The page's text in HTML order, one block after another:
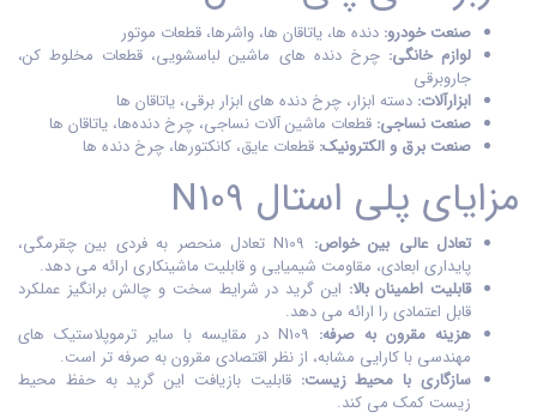
صنعت خودرو: دنده‌ ها، یاتاقان‌ ها، واشرها، قطعات موتور
لوازم خانگی: چرخ دنده‌ های ماشین لباسشویی، قطعات مخلوط‌ کن،
جاروبرقی
ابزارآلات: دسته ابزار، چرخ دنده‌ های ابزار برقی، یاتاقان‌ ها
صنعت نساجی: قطعات ماشین آلات نساجی، چرخ دنده‌ها، یاتاقان‌ ها
صنعت برق و الکترونیک: قطعات عایق، کانکتورها، چرخ دنده‌ ها
مزایای پلی استال N109
تعادل عالی بین خواص:
N109 تعادل منحصر به فردی بین چقرمگی،
پایداری ابعادی، مقاومت شیمیایی و قابلیت ماشینکاری ارائه می‌ دهد.
قابلیت اطمینان بالا: این گرید در شرایط سخت و چالش‌ برانگیز عملکرد
قابل اعتمادی را ارائه می‌ دهد.
هزینه مقرون به صرفه:
N109 در مقایسه با سایر ترموپلاستیک‌ های
مهندسی با کارایی مشابه، از نظر اقتصادی مقرون به صرفه‌ تر است.
سازگاری با محیط زیست: قابلیت بازیافت این گرید به حفظ محیط
زیست کمک می‌ کند.